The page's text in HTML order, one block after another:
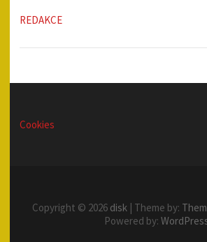
REDAKCE
Cookies
Copyright © 2026 disk| Theme by:
Powered by: